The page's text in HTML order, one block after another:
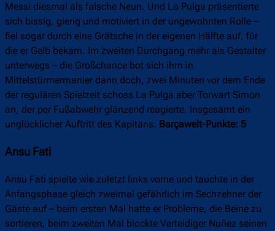
Messi diesmal als falsche Neun. Und La Pulga präsentierte
sich bissig, gierig und motiviert in der ungewohnten Rolle –
fiel sogar durch eine Grätsche in der eigenen Hälfte auf, für
die er Gelb bekam. Im zweiten Durchgang mehr als Gestalter
unterwegs – die Großchance bot sich ihm in
Mittelstürmermanier dann doch, zwei Minuten vor dem Ende
der regulären Spielzeit schoss La Pulga aber Torwart Simon
an, der per Fußabwehr glänzend reagierte. Insgesamt ein
unglücklicher Auftritt des Kapitäns. Barçawelt-Punkte: 5
Ansu Fati
Ansu Fati spielte wie zuletzt links vorne und tauchte in der
Anfangsphase gleich zweimal gefährlich im Sechzehner der
Gäste auf – beim ersten Mal hatte er Probleme, die Beine zu
sortieren, beim zweiten Mal blockte Verteidiger Nuñez seinen